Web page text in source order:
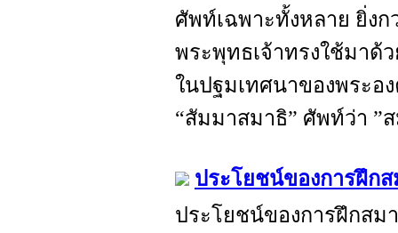
ศัพท์เฉพาะทั้งหลาย ยิ่ง
พระพุทธเจ้าทรงใช้มาด้
ในปฐมเทศนาของพระอ
“สัมมาสมาธิ” ศัพท์ว่า ”
ประโยชน์ของการฝึก
ประโยชน์ของการฝึกสม